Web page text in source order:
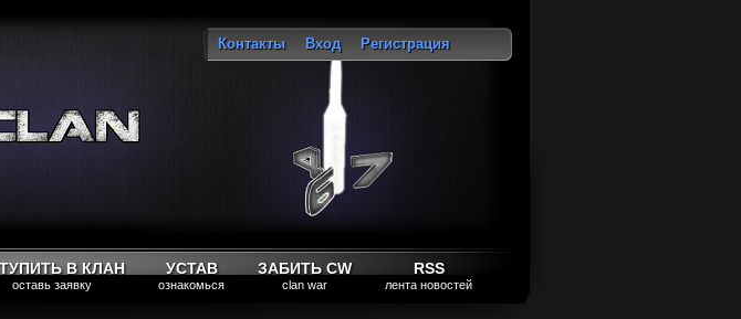
Контакты Вход
Регистрация
В КЛАН
оставь заявку
УСТАВ
ознакомься
ЗАБИТЬ CW
clan war
RSS
лента новостей